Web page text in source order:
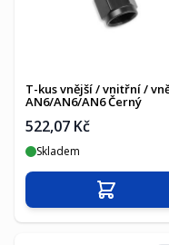
T-kus vnější / vnitřní /
AN6/AN6/AN6 Černý
522,07 Kč
Skladem
Přidat do